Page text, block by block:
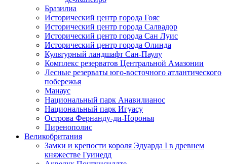
Бразилиа
Исторический центр города Гояс
Исторический центр города Салвадор
Исторический центр города Сан Луис
Исторический центр города Олинда
Культурный ландшафт Сан-Паулу
Комплекс резерватов Центральной Амазонии
Лесные резерваты юго-восточного атлантического
побережья
Манаус
Национальный парк Анавилианос
Национальный парк Игуасу
Острова Фернанду-ди-Норонья
Пиренополис
Великобритания
Замки и крепости короля Эдуарда I в древнем
княжестве Гуинедд